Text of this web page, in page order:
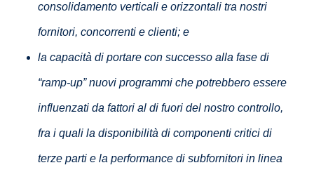
consolidamento verticali e orizzontali tra nostri
fornitori, concorrenti e clienti; e
la capacità di portare con successo alla fase di
“ramp-up” nuovi programmi che potrebbero essere
influenzati da fattori al di fuori del nostro controllo,
fra i quali la disponibilità di componenti critici di
terze parti e la performance di subfornitori in linea